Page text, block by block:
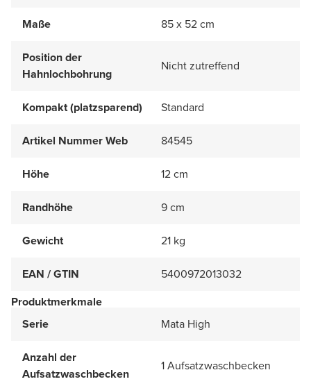
Maße 85 x 52 cm
Position der
Hahnlochbohrung
Nicht zutreffend
Kompakt (platzsparend) Standard
Artikel Nummer Web 84545
Höhe 12 cm
Randhöhe 9 cm
Gewicht 21 kg
EAN / GTIN
5400972013032
Produktmerkmale
Serie
Mata High
Anzahl der
Aufsatzwaschbecken
1 Aufsatzwaschbecken